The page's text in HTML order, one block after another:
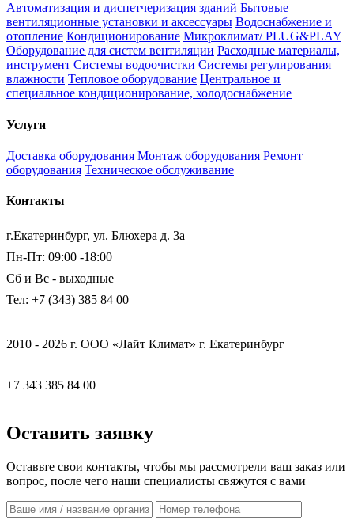
Автоматизация и диспетчеризация зданий Бытовые
вентиляционные установки и аксессуары Водоснабжение и
отопление Кондиционирование Микроклимат/ PLUG&PLAY
Оборудование для систем вентиляции Расходные материалы,
инструмент Системы водоочистки Системы регулирования
влажности Тепловое оборудование Центральное и
специальное кондиционирование, холодоснабжение
Услуги
Доставка оборудования Монтаж оборудования Ремонт
оборудования Техническое обслуживание
Контакты
г.Екатеринбург, ул. Блюхера д. 3а
Пн-Пт: 09:00 -18:00
Сб и Вс - выходные
Тел: +7 (343) 385 84 00
2010 - 2026 г. ООО «Лайт Климат» г. Екатеринбург
+7 343 385 84 00
Оставить заявку
Оставьте свои контакты, чтобы мы рассмотрели ваш заказ или
вопрос, после чего наши специалисты свяжутся с вами